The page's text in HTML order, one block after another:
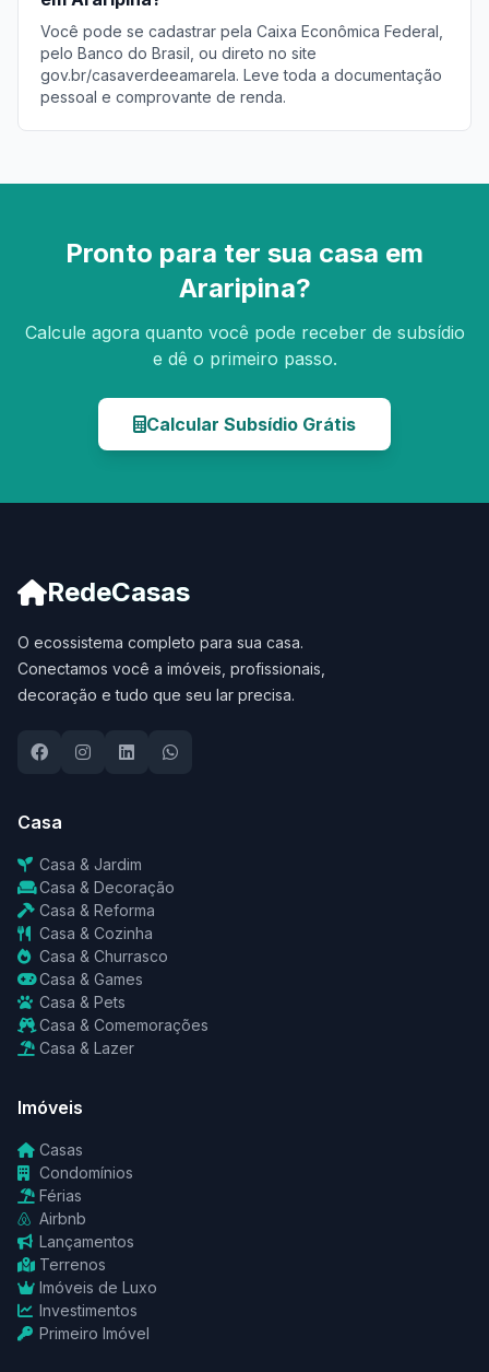
Você pode se cadastrar pela Caixa Econômica Federal,
pelo Banco do Brasil, ou direto no site
gov.br/casaverdeeamarela. Leve toda a documentação
pessoal e comprovante de renda.
Pronto para ter sua casa em
Araripina?
Calcule agora quanto você pode receber de subsídio
e dê o primeiro passo.
Calcular Subsídio Grátis
RedeCasas
O ecossistema completo para sua casa.
Conectamos você a imóveis, profissionais,
decoração e tudo que seu lar precisa.
Casa
Casa & Jardim
Casa & Decoração
Casa & Reforma
Casa & Cozinha
Casa & Churrasco
Casa & Games
Casa & Pets
Casa & Comemorações
Casa & Lazer
Imóveis
Casas
Condomínios
Férias
Airbnb
Lançamentos
Terrenos
Imóveis de Luxo
Investimentos
Primeiro Imóvel